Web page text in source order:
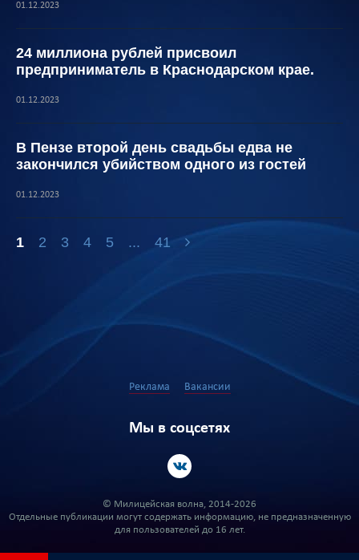
01.12.2023
24 миллиона рублей присвоил
предприниматель в Краснодарском крае.
01.12.2023
В Пензе второй день свадьбы едва не
закончился убийством одного из гостей
01.12.2023
1 2 3 4 5 ... 41
Реклама Вакансии
Мы в соцсетях
© Милицейская волна, 2014-2026
Отдельные публикации могут содержать информацию, не предназначенную
для пользователей до 16 лет.